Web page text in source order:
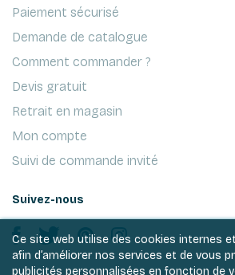
Paiement sécurisé
Demande de catalogue
Comment commander ?
Devis gratuit
Retrait en magasin
Mon compte
Suivi de commande invité
Suivez-nous
Ce site web utilise des cookies internes
afin d’améliorer nos services et de vous
publicités personnalisées en fonction de